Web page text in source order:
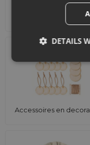
Adventskalenders
Accessoires en
DETAILS